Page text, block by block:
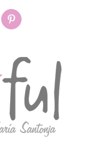
Pinterest